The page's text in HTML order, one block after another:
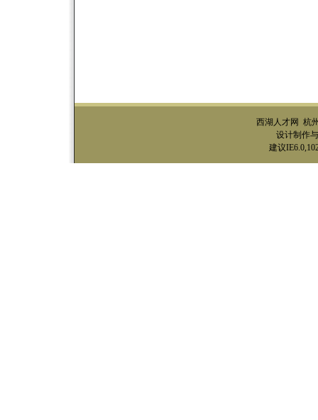
西湖人才网 杭
设计制作
建议